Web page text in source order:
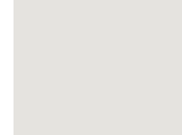
สระว่ายน้ำระบบเกลือส่